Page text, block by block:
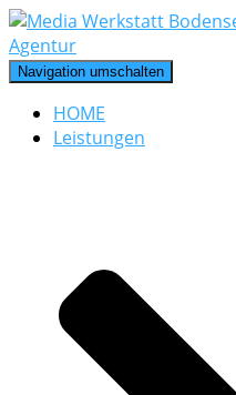
Navigation umschalten
HOME
Leistungen